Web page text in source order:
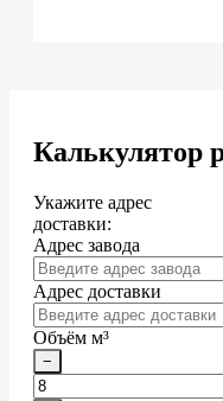
Калькулятор
Укажите адрес
доставки:
Адрес завода
Адрес доставки
Объём м³
−